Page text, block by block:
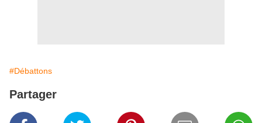
#Débattons
Partager